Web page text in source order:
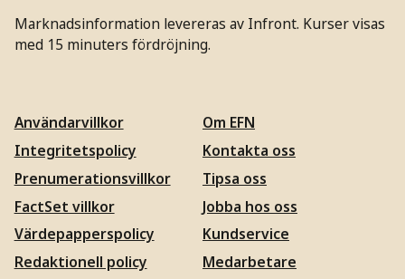
Marknadsinformation levereras av Infront. Kurser visas
med 15 minuters fördröjning.
Användarvillkor
Integritetspolicy
Prenumerationsvillkor
FactSet villkor
Värdepapperspolicy
Redaktionell policy
Om EFN
Kontakta oss
Tipsa oss
Jobba hos oss
Kundservice
Medarbetare